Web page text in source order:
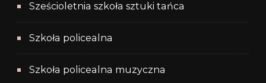
Sześcioletnia szkoła sztuki tańca
Szkoła policealna
Szkoła policealna muzyczna